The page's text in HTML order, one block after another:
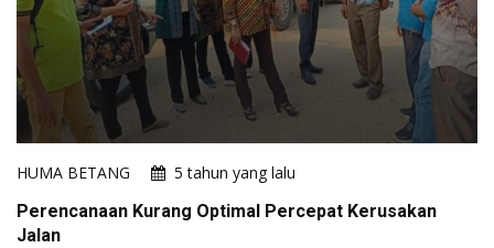
HUMA BETANG
5 tahun yang lalu
Perencanaan Kurang Optimal Percepat Kerusakan
Jalan